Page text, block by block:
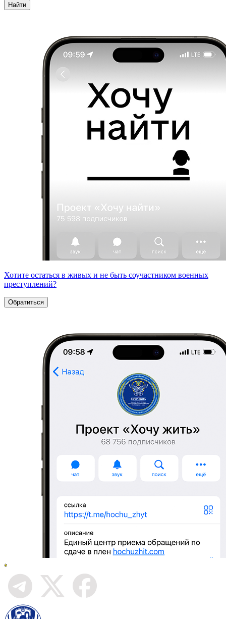
Найти
Хотите остаться в живых и не быть соучастником военных
преступлений?
Обратиться